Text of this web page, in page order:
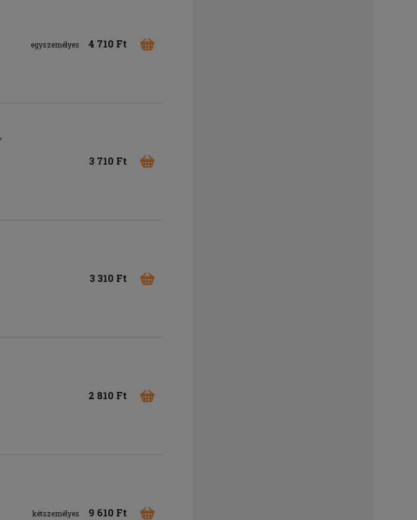
egyszemélyes 4 710 Ft
3 710 Ft
3 310 Ft
2 810 Ft
kétszemélyes 9 610 Ft